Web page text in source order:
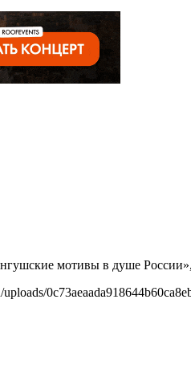
мотивы в душе России»,